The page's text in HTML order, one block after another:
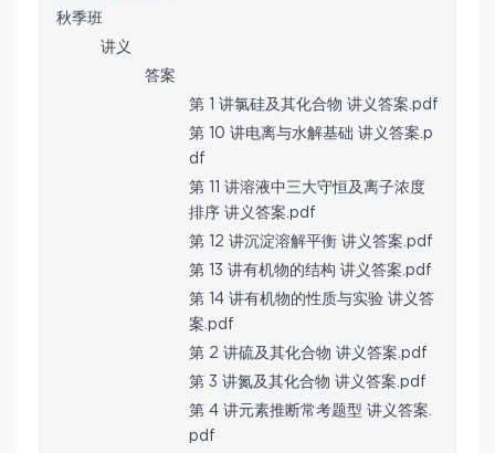
秋季班
讲义
答案
第 1 讲氯硅及其化合物 讲义答案.pdf
第 10 讲电离与水解基础 讲义答案.p
df
第 11 讲溶液中三大守恒及离子浓度
排序 讲义答案.pdf
第 12 讲沉淀溶解平衡 讲义答案.pdf
第 13 讲有机物的结构 讲义答案.pdf
第 14 讲有机物的性质与实验 讲义答
案.pdf
第 2 讲硫及其化合物 讲义答案.pdf
第 3 讲氮及其化合物 讲义答案.pdf
第 4 讲元素推断常考题型 讲义答案.
pdf